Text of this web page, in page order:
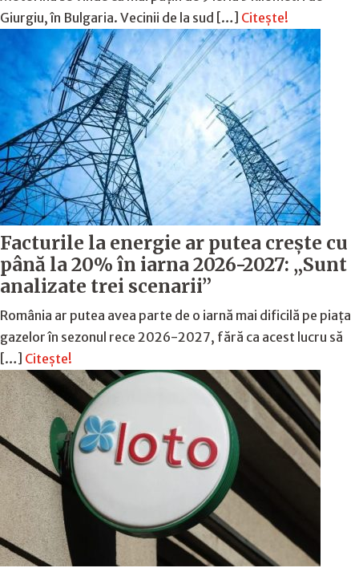
Giurgiu, în Bulgaria. Vecinii de la sud […] Citește!
Facturile la energie ar putea crește cu
până la 20% în iarna 2026-2027: „Sunt
analizate trei scenarii”
România ar putea avea parte de o iarnă mai dificilă pe piața
gazelor în sezonul rece 2026-2027, fără ca acest lucru să
[…] Citește!